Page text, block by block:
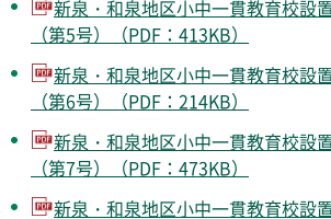
新泉・和泉地区小中一貫教育校設
（第5号）（PDF：413KB）
新泉・和泉地区小中一貫教育校設
（第6号）（PDF：214KB）
新泉・和泉地区小中一貫教育校設
（第7号）（PDF：473KB）
新泉・和泉地区小中一貫教育校設